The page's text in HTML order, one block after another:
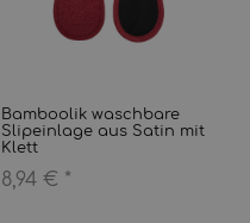
Bamboolik waschbare
Slipeinlage aus Satin mit
Klett
8,94 € *